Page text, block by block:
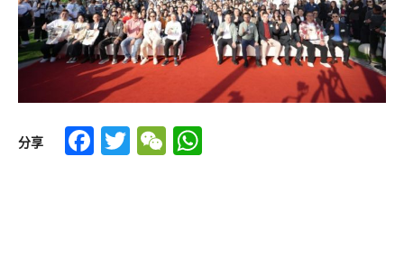
分享 Facebook
TwitterWeChat